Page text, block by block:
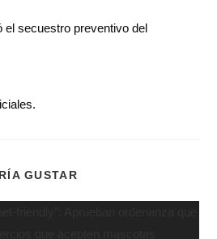
el secuestro preventivo del
GUSTAR